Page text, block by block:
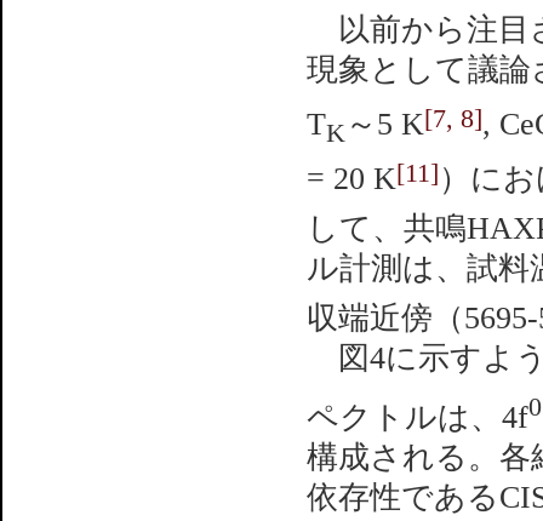
以前から注目
現象として議論
TK ～5 K[7, 8],
= 20 K[11] ）に
して、共鳴
ル計測は、試料
収端近傍（
図4に示すよ
ペクトルは、4f0
構成される。各
依存性である